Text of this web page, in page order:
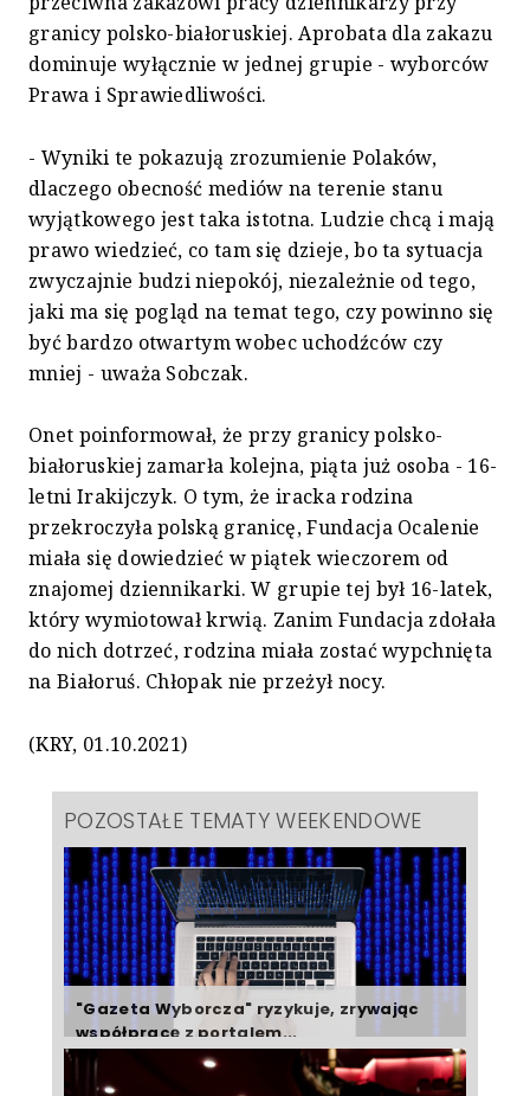
granicy polsko-białoruskiej. Aprobata dla zakazu
dominuje wyłącznie w jednej grupie - wyborców
Prawa i Sprawiedliwości.
- Wyniki te pokazują zrozumienie Polaków,
dlaczego obecność mediów na terenie stanu
wyjątkowego jest taka istotna. Ludzie chcą i mają
prawo wiedzieć, co tam się dzieje, bo ta sytuacja
zwyczajnie budzi niepokój, niezależnie od tego,
jaki ma się pogląd na temat tego, czy powinno się
być bardzo otwartym wobec uchodźców czy
mniej - uważa Sobczak.
Onet poinformował, że przy granicy polsko-
białoruskiej zamarła kolejna, piąta już osoba - 16-
letni Irakijczyk. O tym, że iracka rodzina
przekroczyła polską granicę, Fundacja Ocalenie
miała się dowiedzieć w piątek wieczorem od
znajomej dziennikarki. W grupie tej był 16-latek,
który wymiotował krwią. Zanim Fundacja zdołała
do nich dotrzeć, rodzina miała zostać wypchnięta
na Białoruś. Chłopak nie przeżył nocy.
(KRY, 01.10.2021)
POZOSTAŁE TEMATY WEEKENDOWE
"Gazeta Wyborcza" ryzykuje, zrywając
współpracę z portalem...